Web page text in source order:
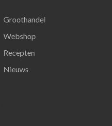
Groothandel
Webshop
Recepten
Nieuws